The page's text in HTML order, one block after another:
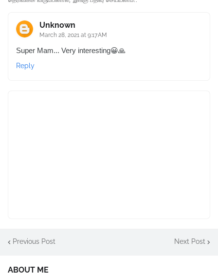
Unknown
March 28, 2021 at 9:17 AM
Super Mam... Very interesting😀🙏
Reply
Previous Post Next Post
ABOUT ME